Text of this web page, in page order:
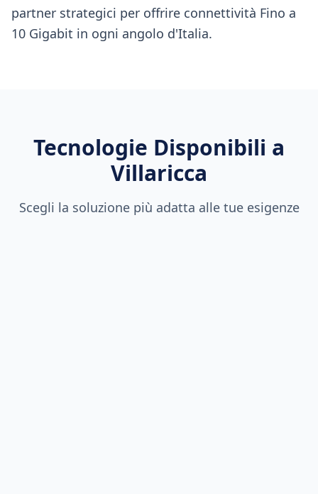
partner strategici per offrire connettività Fino a
10 Gigabit in ogni angolo d'Italia.
Tecnologie Disponibili a
Villaricca
Scegli la soluzione più adatta alle tue esigenze